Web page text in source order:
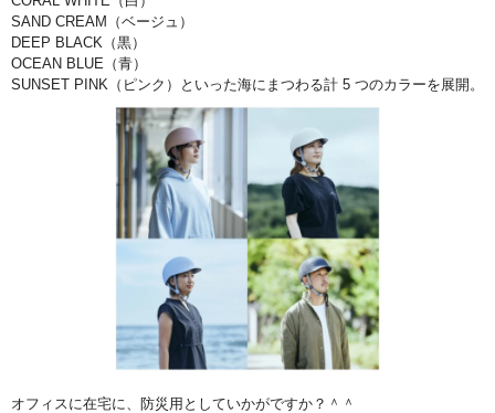
SAND CREAM（ベージュ）
DEEP BLACK（黒）
OCEAN BLUE（青）
SUNSET PINK（ピンク）といった海にまつわる計 5 つのカラーを展開。
オフィスに在宅に、防災用としていかがですか？＾＾